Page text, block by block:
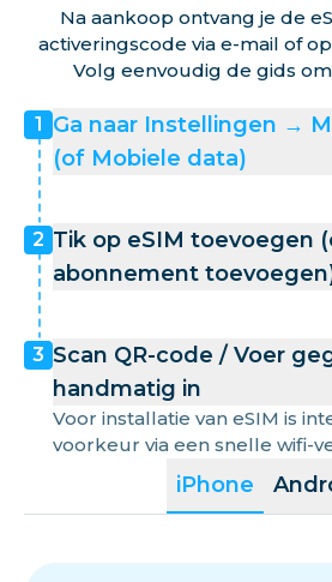
Na aankoop ontvang je de
activeringscode via e-mail of
Volg eenvoudig de gids
iPhone
1 Ga naar Instellingen →
(of Mobiele data)
2 Tik op eSIM toevoegen
abonnement
3 Scan QR-code / Voer
handmatig in
Voor installatie van eSIM is
voorkeur via een snelle wifi-